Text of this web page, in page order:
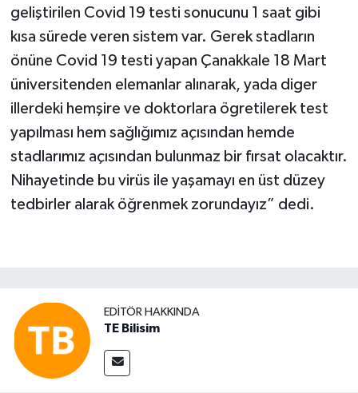
geliştirilen Covid 19 testi sonucunu 1 saat gibi
kısa sürede veren sistem var. Gerek stadların
önüne Covid 19 testi yapan Çanakkale 18 Mart
üniversitenden elemanlar alınarak, yada diger
illerdeki hemşire ve doktorlara ögretilerek test
yapılması hem sağlığımız açısından hemde
stadlarımız açısından bulunmaz bir fırsat olacaktır.
Nihayetinde bu virüs ile yaşamayı en üst düzey
tedbirler alarak öğrenmek zorundayız” dedi.
EDITÖR HAKKINDA
TE Bilisim